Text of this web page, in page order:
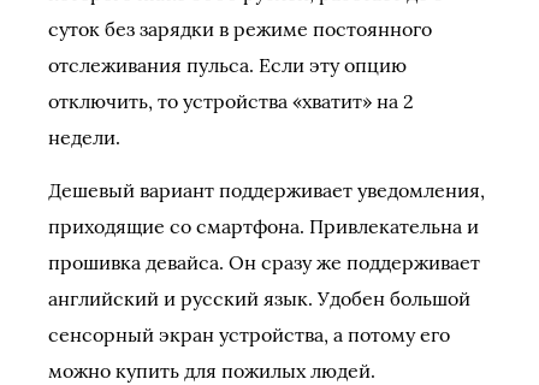
суток без зарядки в режиме постоянного
отслеживания пульса. Если эту опцию
отключить, то устройства «хватит» на 2
недели.
Дешевый вариант поддерживает уведомления,
приходящие со смартфона. Привлекательна и
прошивка девайса. Он сразу же поддерживает
английский и русский язык. Удобен большой
сенсорный экран устройства, а потому его
можно купить для пожилых людей.